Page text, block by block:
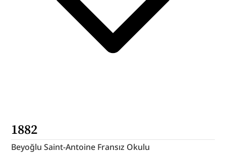
1882
Beyoğlu Saint-Antoine Fransız Okulu